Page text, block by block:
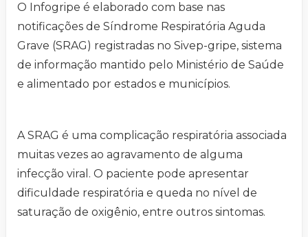
O Infogripe é elaborado com base nas
notificações de Síndrome Respiratória Aguda
Grave (SRAG) registradas no Sivep-gripe, sistema
de informação mantido pelo Ministério de Saúde
e alimentado por estados e municípios.
A SRAG é uma complicação respiratória associada
muitas vezes ao agravamento de alguma
infecção viral. O paciente pode apresentar
dificuldade respiratória e queda no nível de
saturação de oxigênio, entre outros sintomas.